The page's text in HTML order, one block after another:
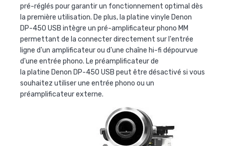
pré-réglés pour garantir un fonctionnement optimal dès
la première utilisation. De plus, la platine vinyle Denon
DP-450 USB intègre un pré-amplificateur phono MM
permettant de la connecter directement sur l'entrée
ligne d'un amplificateur ou d'une chaîne hi-fi dépourvue
d'une entrée phono. Le préamplificateur de
la platine Denon DP-450 USB peut être désactivé si vous
souhaitez utiliser une entrée phono ou un
préamplificateur externe.